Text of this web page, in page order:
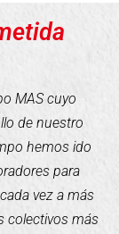
MAS cuyo
de nuestro
hemos ido
para
vez a más
colectivos más